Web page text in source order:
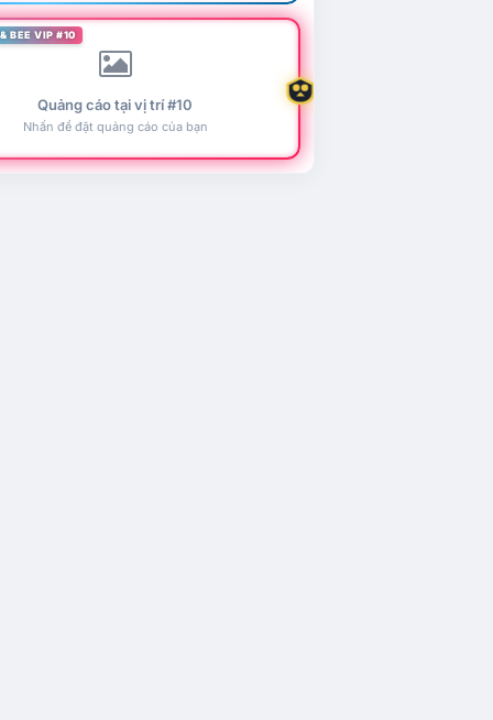
BEE VIP #10
Quảng cáo tại vị trí #10
Nhấn để đặt quảng cáo của bạn